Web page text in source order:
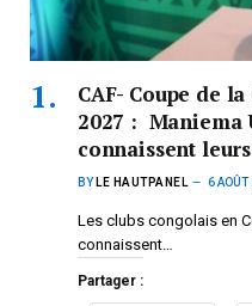
CAF- Coupe de
2027 : Maniema
connaissent
BY LE HAUTPANEL 6
Les clubs congolais en
connaissent…
Partager :